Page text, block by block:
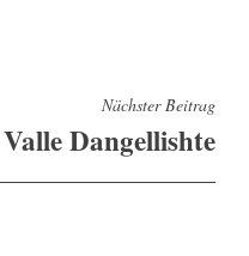
Nächster Beitrag
Valle Dangellishte